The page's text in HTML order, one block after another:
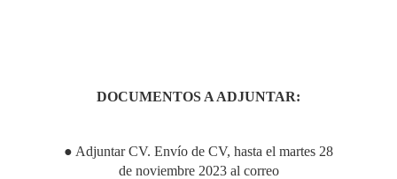
DOCUMENTOS A ADJUNTAR:
● Adjuntar CV. Envío de CV, hasta el martes 28
de noviembre 2023 al correo